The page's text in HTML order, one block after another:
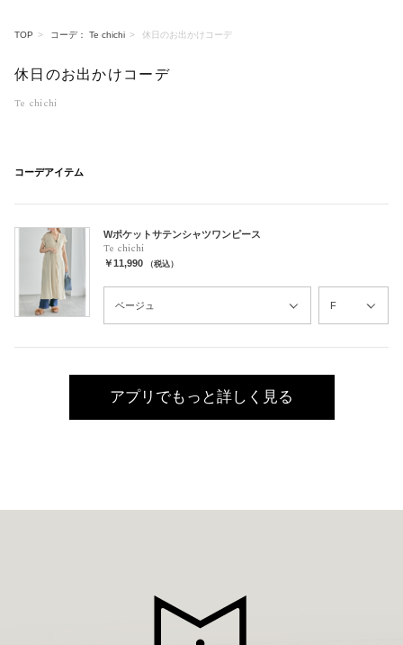
TOP コーデ： Te chichi 休日のお出かけコーデ
休日のお出かけコーデ
Te chichi
コーデアイテム
Wポケットサテンシャツワンピース
Te chichi
￥11,990 （税込）
アプリでもっと詳しく見る